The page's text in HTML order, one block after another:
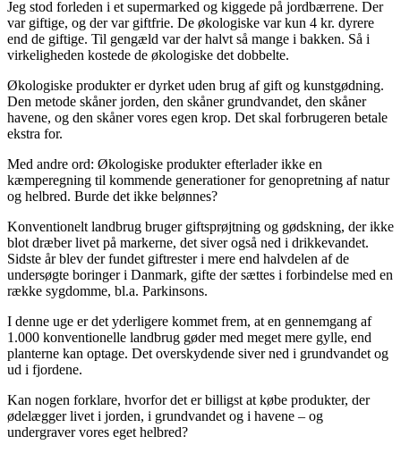
Jeg stod forleden i et supermarked og kiggede på jordbærrene. Der
var giftige, og der var giftfrie. De økologiske var kun 4 kr. dyrere
end de giftige. Til gengæld var der halvt så mange i bakken. Så i
virkeligheden kostede de økologiske det dobbelte.
Økologiske produkter er dyrket uden brug af gift og kunstgødning.
Den metode skåner jorden, den skåner grundvandet, den skåner
havene, og den skåner vores egen krop. Det skal forbrugeren betale
ekstra for.
Med andre ord: Økologiske produkter efterlader ikke en
kæmperegning til kommende generationer for genopretning af natur
og helbred. Burde det ikke belønnes?
Konventionelt landbrug bruger giftsprøjtning og gødskning, der ikke
blot dræber livet på markerne, det siver også ned i drikkevandet.
Sidste år blev der fundet giftrester i mere end halvdelen af de
undersøgte boringer i Danmark, gifte der sættes i forbindelse med en
række sygdomme, bl.a. Parkinsons.
I denne uge er det yderligere kommet frem, at en gennemgang af
1.000 konventionelle landbrug gøder med meget mere gylle, end
planterne kan optage. Det overskydende siver ned i grundvandet og
ud i fjordene.
Kan nogen forklare, hvorfor det er billigst at købe produkter, der
ødelægger livet i jorden, i grundvandet og i havene – og
undergraver vores eget helbred?